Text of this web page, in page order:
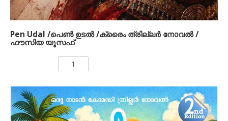
വർത്തമാനകാലത്തിന്റെ ഭാഷ സംസാരിക്കുന്ന, എന്നാൽ ഉള്ളിൽ
നാഗയക്ഷിയുടെ പുരാതനവീര്യമുള്ള ഒരു അപൂർവ്വ
Pen Udal /പെണ്‍ ഉടല്‍ /ക്രൈം ത്രില്ലര്‍ നോവല്‍ /
ഫൗസിയ യൂസഫ്